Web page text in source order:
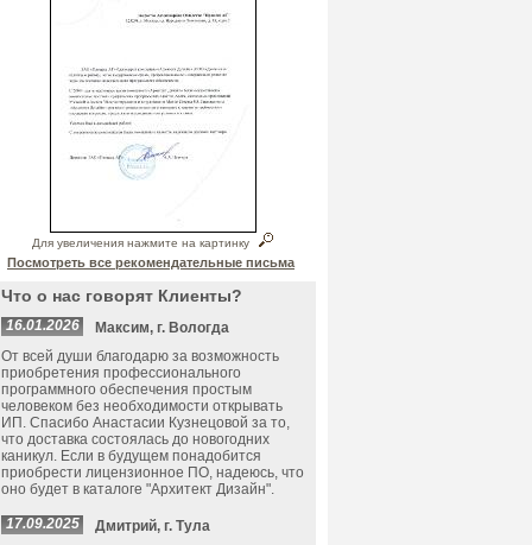
Для увеличения нажмите на картинку
Посмотреть все рекомендательные письма
Что о нас говорят Клиенты?
16.01.2026
Максим, г. Вологда
От всей души благодарю за возможность
приобретения профессионального
программного обеспечения простым
человеком без необходимости открывать
ИП. Спасибо Анастасии Кузнецовой за то,
что доставка состоялась до новогодних
каникул. Если в будущем понадобится
приобрести лицензионное ПО, надеюсь, что
оно будет в каталоге "Архитект Дизайн".
17.09.2025
Дмитрий, г. Тула